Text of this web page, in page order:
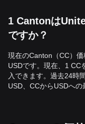
1 Cantonは
ですか？
現在のCanton（CC）
USDです。現在、1 CC
入できます。過去24時
USD、CCからUSDへの